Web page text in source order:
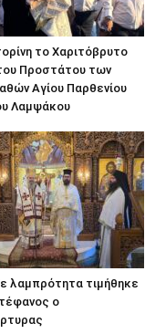
το Χαριτόβρυτο
Προστάτου των
Αγίου Παρθενίου
Λαμψάκου
λαμπρότητα τιμήθηκε
ο